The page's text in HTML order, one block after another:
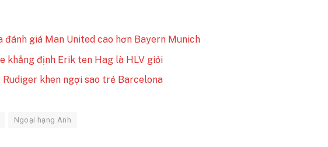
đánh giá Man United cao hơn Bayern Munich
khẳng định Erik ten Hag là HLV giỏi
Rudiger khen ngợi sao trẻ Barcelona
Ngoại hạng Anh